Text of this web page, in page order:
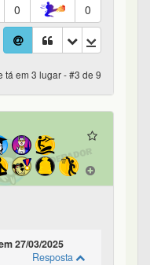
0 0
tá em 3 lugar - #3 de 9
27/03/2025
Resposta